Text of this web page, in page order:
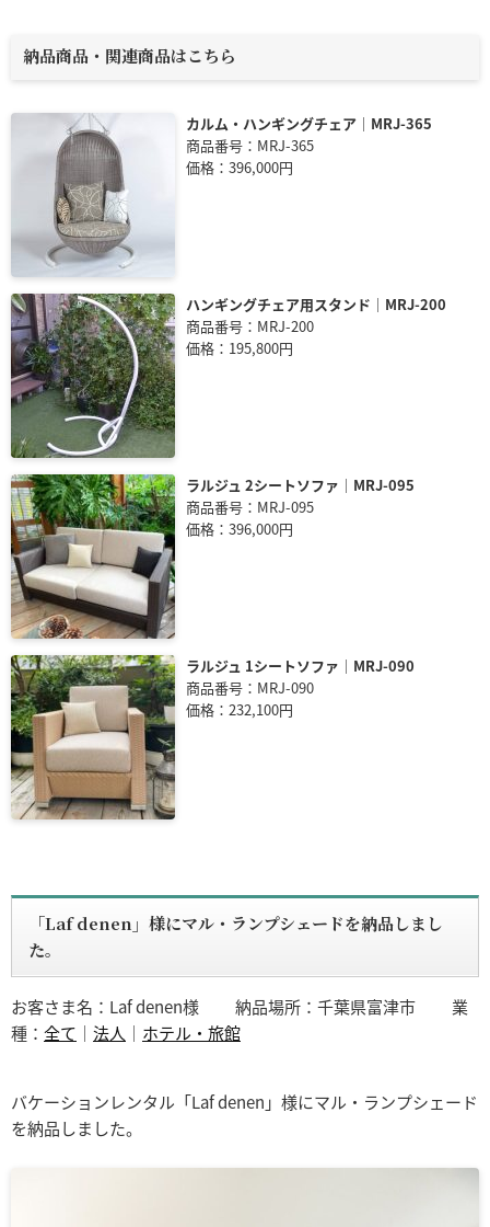
納品商品・関連商品はこちら
カルム・ハンギングチェア｜MRJ-365
商品番号：MRJ-365
価格：396,000円
ハンギングチェア用スタンド｜MRJ-200
商品番号：MRJ-200
価格：195,800円
ラルジュ 2シートソファ｜MRJ-095
商品番号：MRJ-095
価格：396,000円
ラルジュ 1シートソファ｜MRJ-090
商品番号：MRJ-090
価格：232,100円
「Laf denen」様にマル・ランプシェードを納品しまし
た。
お客さま名：Laf denen様 納品場所：千葉県富津市
業
種： 全て ｜ 法人 ｜ ホテル・旅館
バケーションレンタル「Laf denen」様にマル・ランプシェード
を納品しました。